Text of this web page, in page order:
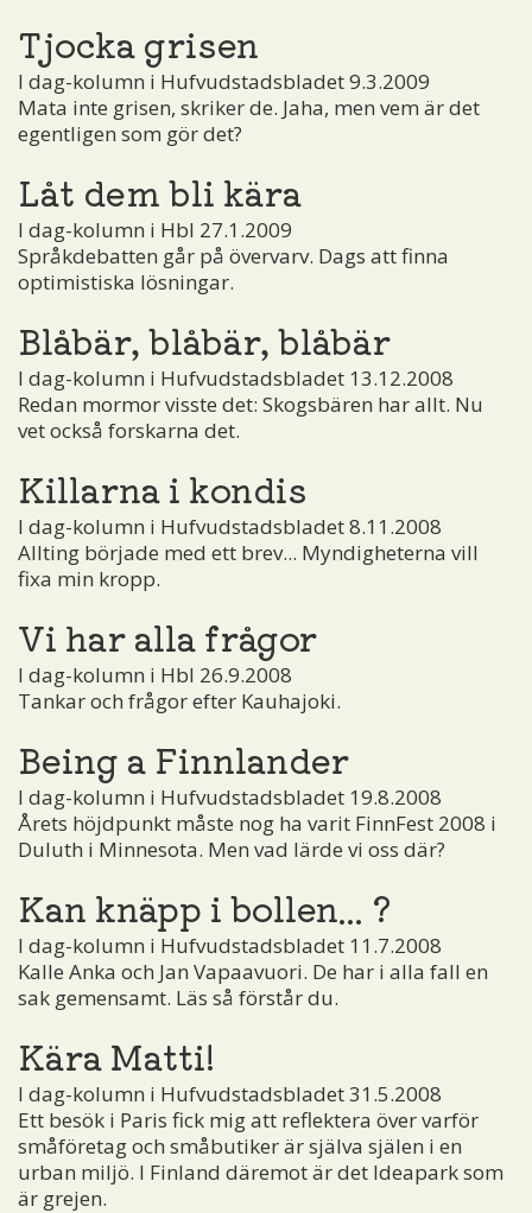
Tjocka grisen
I dag-kolumn i Hufvudstadsbladet 9.3.2009
Mata inte grisen, skriker de. Jaha, men vem är det
egentligen som gör det?
Låt dem bli kära
I dag-kolumn i Hbl 27.1.2009
Språkdebatten går på övervarv. Dags att finna
optimistiska lösningar.
Blåbär, blåbär, blåbär
I dag-kolumn i Hufvudstadsbladet 13.12.2008
Redan mormor visste det: Skogsbären har allt. Nu
vet också forskarna det.
Killarna i kondis
I dag-kolumn i Hufvudstadsbladet 8.11.2008
Allting började med ett brev... Myndigheterna vill
fixa min kropp.
Vi har alla frågor
I dag-kolumn i Hbl 26.9.2008
Tankar och frågor efter Kauhajoki.
Being a Finnlander
I dag-kolumn i Hufvudstadsbladet 19.8.2008
Årets höjdpunkt måste nog ha varit FinnFest 2008 i
Duluth i Minnesota. Men vad lärde vi oss där?
Kan knäpp i bollen... ?
I dag-kolumn i Hufvudstadsbladet 11.7.2008
Kalle Anka och Jan Vapaavuori. De har i alla fall en
sak gemensamt. Läs så förstår du.
Kära Matti!
I dag-kolumn i Hufvudstadsbladet 31.5.2008
Ett besök i Paris fick mig att reflektera över varför
småföretag och småbutiker är själva själen i en
urban miljö. I Finland däremot är det Ideapark som
är grejen.